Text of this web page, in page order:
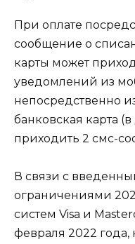
При оплате
сообщение о
карты может
уведомлений из
непосредственно
банковская карта
приходить 2 смс-
В связи с
ограничениями
систем Visa и
февраля 2022 года,